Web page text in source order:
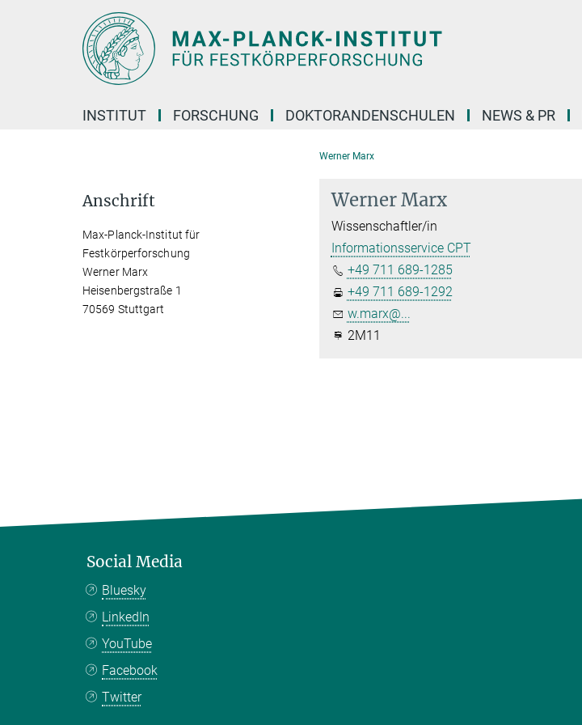
INSTITUT FORSCHUNG DOKTORANDENSCHULEN NEWS & PR
Werner Marx
Werner Marx
Wissenschaftler/in
Informationsservice CPT
+49 711 689-1285
+49 711 689-1292
w.marx@...
2M11
Anschrift
Max-Planck-Institut für
Festkörperforschung
Werner Marx
Heisenbergstraße 1
70569 Stuttgart
Social Media
Bluesky
LinkedIn
YouTube
Facebook
Twitter